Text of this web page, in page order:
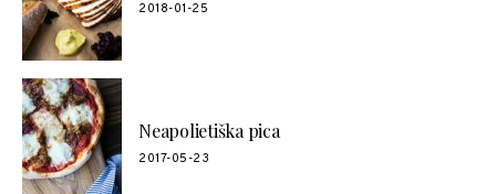
2018-01-25
Neapolietiška pica
2017-05-23